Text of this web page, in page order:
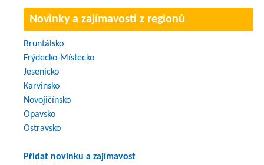
Novinky a zajímavosti z regionů
Bruntálsko
Frýdecko-Místecko
Jesenicko
Karvinsko
Novojičínsko
Opavsko
Ostravsko
Přidat novinku a zajímavost